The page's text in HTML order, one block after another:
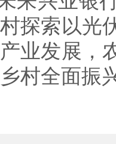
探索以光
业发展，
村全面振